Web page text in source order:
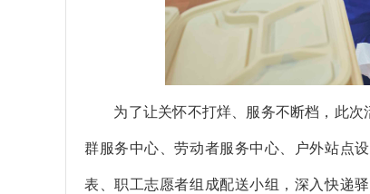
为了让关怀不打烊、服务不断档，此次
群服务中心、劳动者服务中心、户外站点
表、职工志愿者组成配送小组，深入快递